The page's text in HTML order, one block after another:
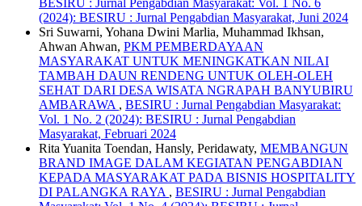
BESIRU : Jurnal Pengabdian Masyarakat: Vol. 1 No. 6
(2024): BESIRU : Jurnal Pengabdian Masyarakat, Juni 2024
Sri Suwarni, Yohana Dwini Marlia, Muhammad Ikhsan,
Ahwan Ahwan, PKM PEMBERDAYAAN
MASYARAKAT UNTUK MENINGKATKAN NILAI
TAMBAH DAUN RENDENG UNTUK OLEH-OLEH
SEHAT DARI DESA WISATA NGRAPAH BANYUBIRU
AMBARAWA , BESIRU : Jurnal Pengabdian Masyarakat:
Vol. 1 No. 2 (2024): BESIRU : Jurnal Pengabdian
Masyarakat, Februari 2024
Rita Yuanita Toendan, Hansly, Peridawaty, MEMBANGUN
BRAND IMAGE DALAM KEGIATAN PENGABDIAN
KEPADA MASYARAKAT PADA BISNIS HOSPITALITY
DI PALANGKA RAYA , BESIRU : Jurnal Pengabdian